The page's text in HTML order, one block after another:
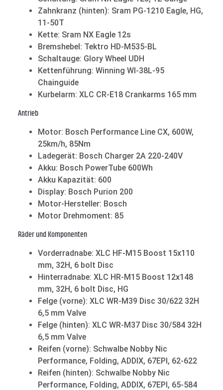
Zahnkranz (hinten): Sram PG-1210 Eagle, HG,
11-50T
Kette: Sram NX Eagle 12s
Bremshebel: Tektro HD-M535-BL
Schaltauge: Glory Wheel UDH
Kettenführung: Winning WI-38L-95
Chainguide
Kurbelarm: XLC CR-E18 Crankarms 165 mm
Antrieb
Motor: Bosch Performance Line CX, 600W,
25km/h, 85Nm
Ladegerät: Bosch Charger 2A 220-240V
Akku: Bosch PowerTube 600Wh
Akku Kapazität: 600
Display: Bosch Purion 200
Motor-Hersteller: Bosch
Motor Drehmoment: 85
Räder und Komponenten
Vorderradnabe: XLC HF-M15 Boost 15x110
mm, 32H, 6 bolt Disc
Hinterradnabe: XLC HR-M15 Boost 12x148
mm, 32H, 6 bolt Disc, HG
Felge (vorne): XLC WR-M39 Disc 30/622 32H
6,5 mm Valve
Felge (hinten): XLC WR-M37 Disc 30/584 32H
6,5 mm Valve
Reifen (vorne): Schwalbe Nobby Nic
Performance, Folding, ADDIX, 67EPI, 62-622
Reifen (hinten): Schwalbe Nobby Nic
Performance, Folding, ADDIX, 67EPI, 65-584